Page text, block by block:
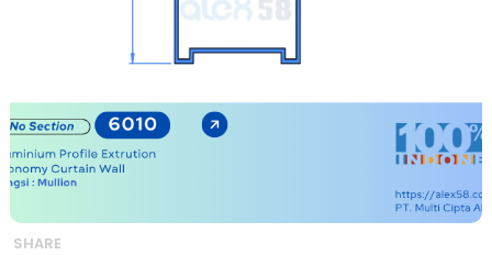
SHARE